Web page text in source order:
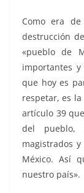
Como era
destrucción
«pueblo de
importantes
que hoy es
respetar, es
artículo 39
del pueblo,
magistrados
México. Así
nuestro país».